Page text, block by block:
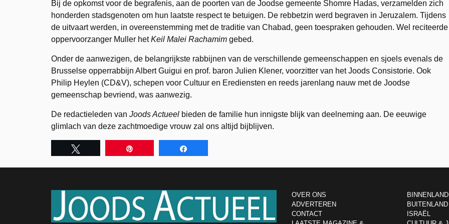
Bij de opkomst voor de begrafenis, aan de poorten van de Joodse gemeente Shomre Hadas, verzamelden zich
honderden stadsgenoten om hun laatste respect te betuigen. De rebbetzin werd begraven in Jeruzalem. Tijdens
de uitvaart werden, in overeenstemming met de traditie van Chabad, geen toespraken gehouden. Wel reciteerde
oppervoorzanger Muller hetKeil Malei Rachamim gebed.
Onder de aanwezigen, de belangrijkste rabbijnen van de verschillende gemeenschappen en sjoels evenals de
Brusselse opperrabbijn Albert Guigui en prof. baron Julien Klener, voorzitter van het Joods Consistorie. Ook
Philip Heylen (CD&V), schepen voor Cultuur en Erediensten en reeds jarenlang nauw met de Joodse
gemeenschap bevriend, was aanwezig.
De redactieleden van Joods Actueel bieden de familie hun innigste blijk van deelneming aan. De eeuwige
glimlach van deze zachtmoedige vrouw zal ons altijd bijblijven.
OVER ONS
ADVERTEREN
CONTACT
BINNENLAND
BUITENLAND
ISRAËL